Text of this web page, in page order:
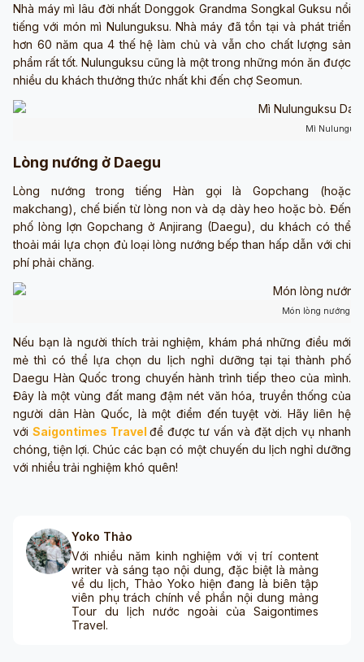
Nhà máy mì lâu đời nhất Donggok Grandma Songkal Guksu nổi
tiếng với món mì Nulunguksu. Nhà máy đã tồn tại và phát triển
hơn 60 năm qua 4 thế hệ làm chủ và vẫn cho chất lượng sản
phẩm rất tốt. Nulunguksu cũng là một trong những món ăn được
nhiều du khách thưởng thức nhất khi đến chợ Seomun.
Mì
Lòng nướng ở Daegu
Lòng nướng trong tiếng Hàn gọi là Gopchang (hoặc
makchang), chế biến từ lòng non và dạ dày heo hoặc bò. Đến
phố lòng lợn Gopchang ở Anjirang (Daegu), du khách có thể
thoải mái lựa chọn đủ loại lòng nướng bếp than hấp dẫn với chi
phí phải chăng.
Món lòng nướng
Nếu bạn là người thích trải nghiệm, khám phá những điều mới
mẻ thì có thể lựa chọn du lịch nghỉ dưỡng tại tại thành phố
Daegu Hàn Quốc trong chuyến hành trình tiếp theo của mình.
Đây là một vùng đất mang đậm nét văn hóa, truyền thống của
người dân Hàn Quốc, là một điểm đến tuyệt vời. Hãy liên hệ
với Saigontimes Travel để được tư vấn và đặt dịch vụ nhanh
chóng, tiện lợi. Chúc các bạn có một chuyến du lịch nghỉ dưỡng
với nhiều trải nghiệm khó quên!
Yoko Thảo
Với nhiều năm kinh nghiệm với vị trí content
writer và sáng tạo nội dung, đặc biệt là mảng
về du lịch, Thảo Yoko hiện đang là biên tập
viên phụ trách chính về phần nội dung mảng
Tour du lịch nước ngoài của Saigontimes
Travel.